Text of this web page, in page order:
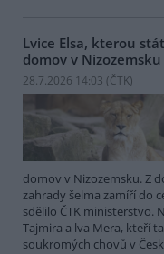
Lvice Elsa, kterou
domov v Nizozemsku
28.7.2026 14:03 (ČTK)
domov v Nizozemsku. Z
zahrady šelma zamíří do
sdělilo ČTK ministerstvo.
Tajmira a lva Mera, kteří
soukromých chovů v